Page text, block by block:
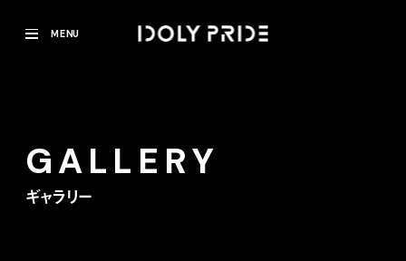
MENU
GALLERY
ギャラリー